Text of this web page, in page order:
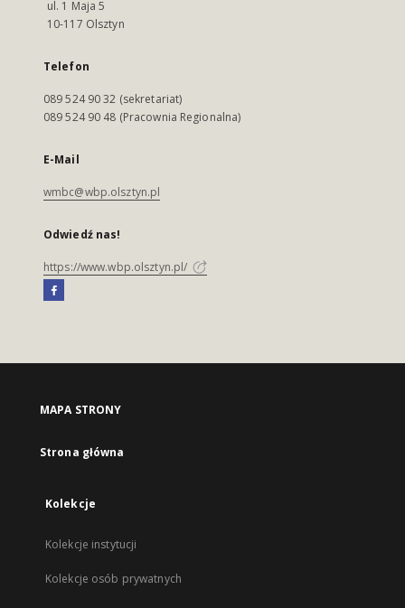
ul. 1 Maja 5
10-117 Olsztyn
Telefon
089 524 90 32 (sekretariat)
089 524 90 48 (Pracownia Regionalna)
E-Mail
wmbc@wbp.olsztyn.pl
Odwiedź nas!
https://www.wbp.olsztyn.pl/
MAPA STRONY
Strona główna
Kolekcje
Kolekcje instytucji
Kolekcje osób prywatnych